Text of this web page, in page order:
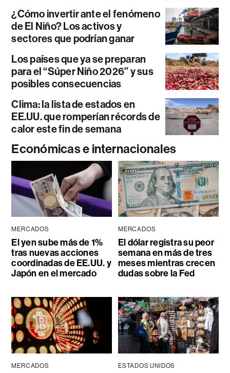
¿Cómo invertir ante el fenómeno
de El Niño? Los activos y
sectores que podrían ganar
Los países que ya se preparan
para el “Súper Niño 2026” y sus
posibles consecuencias
Clima: la lista de estados en
EE.UU. que romperían récords de
calor este fin de semana
Económicas e internacionales
MERCADOS
El yen sube más de 1%
tras nuevas acciones
coordinadas de EE.UU. y
Japón en el mercado
MERCADOS
El dólar registra su peor
semana en más de tres
meses mientras crecen
dudas sobre la Fed
MERCADOS ESTADOS UNIDOS